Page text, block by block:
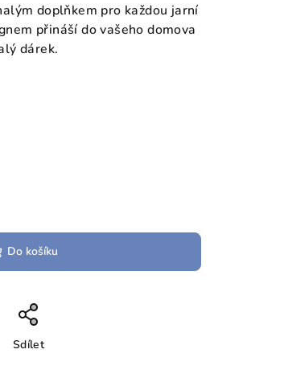
doplňkem pro každou jarní
přináší do vašeho domova
dárek.
Do košíku
Sdílet